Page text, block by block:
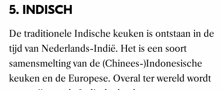
5. INDISCH
De traditionele Indische keuken is ontstaan in de
tijd van Nederlands-Indië. Het is een soort
samensmelting van de (Chinees-)Indonesische
keuken en de Europese. Overal ter wereld wordt